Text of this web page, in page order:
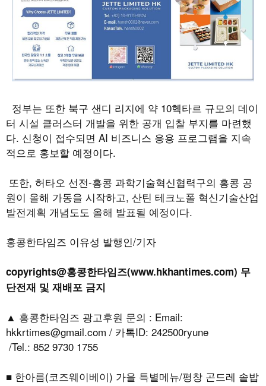
정부는 또한 북구 샌디 리지에 약 10헥타르 규모의 데이
터 시설 클러스터 개발을 위한 공개 입찰 부지를 마련했
다. 신청이 접수되면 AI 비즈니스 응용 프로그램을 지속
적으로 홍보할 예정이다.
또한, 허타오 선전-홍콩 과학기술혁신협력구의 홍콩 공
원이 올해 가동을 시작하고, 산틴 테크노폴 혁신기술산업
발전계획 개념도도 올해 발표될 예정이다.
홍콩한타임즈 이유성 발행인/기자
copyrights@홍콩한타임즈(www.hkhantimes.com) 무
단전재 및 재배포 금지
▲ 홍콩한타임즈 광고후원 문의 : Email:
hkkrtimes@gmail.com / 카톡ID: 242500ryune
/Tel.: 852 9730 1755
■ 한아름(코즈웨이베이) 가을 특별메뉴/평창 곤드레 솥밥